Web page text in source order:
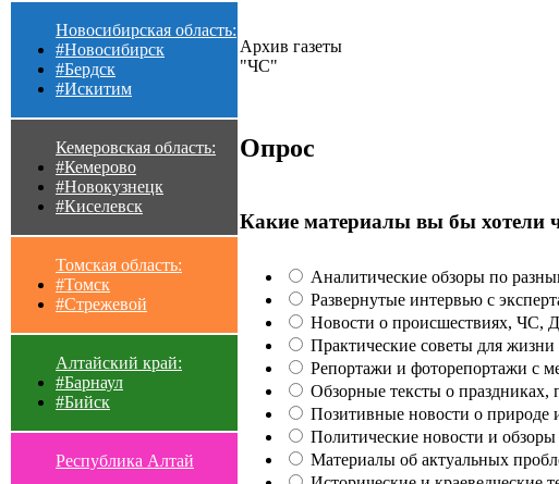
Новосибирская область:
#Новосибирск
#Бердск
#Искитим
Кемеровская область:
#Кемерово
#Новокузнецк
#Киселевск
Томская область:
#Томск
#Стрежевой
Алтайский край:
#Барнаул
#Бийск
Республика Алтай
Архив газеты
"ЧС"
Опрос
Какие материалы вы бы
Аналитические обзоры по
Развернутые интервью с
Новости о происшествиях, ЧС,
Практические советы для
Репортажи и фоторепортажи с
Обзорные тексты о праздниках,
Позитивные новости о природе
Политические новости и обзоры
Материалы об актуальных